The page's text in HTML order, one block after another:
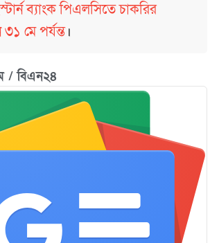
ব্যাংক পিএলসিতে চাকরির
মে পর্যন্ত।
/ বিএন২৪